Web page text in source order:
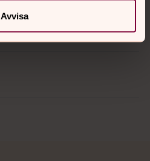
Avvisa